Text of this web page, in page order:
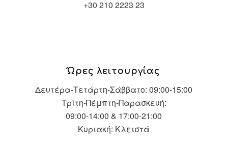
+30 210 2223 23
Ώρες λειτουργίας
Δευτέρα-Τετάρτη-Σάββατο: 09:00-15:00
Τρίτη-Πέμπτη-Παρασκευή:
09:00-14:00 & 17:00-21:00
Κυριακή: Κλειστά